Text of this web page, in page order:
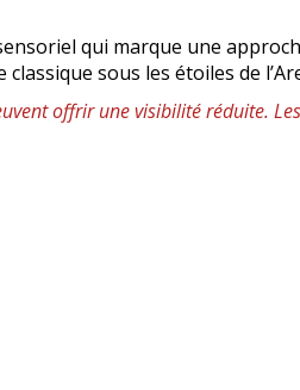
qui marque une
sous les étoiles de
offrir une visibilité réduite.